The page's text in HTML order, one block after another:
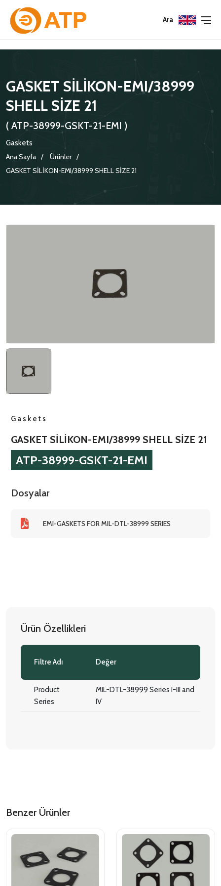
Ara
GASKET SİLİKON-EMI/38999
SHELL SİZE 21
( ATP-38999-GSKT-21-EMI )
Gaskets
Ana Sayfa
Ürünler
GASKET SİLİKON-EMI/38999 SHELL SİZE 21
Gaskets
GASKET SİLİKON-EMI/38999 SHELL SİZE 21
ATP-38999-GSKT-21-EMI
Dosyalar
EMI-GASKETS FOR MIL-DTL-38999 SERIES
Ürün Özellikleri
Filtre Adı Değer
Product
Series
MIL-DTL-38999 Series I-III and
IV
Benzer Ürünler
Menu
KATALOGLAR
SERTIFIKALAR
POLITIKALARIMIZ
Menu
ÇEVRE YÖNETIM POLITIKASI
BILGI GÜVENLIĞI POLITIKASI
Menu
KONNEKTÖRLER
ADAPTÖRLER
KORUMA KAPAKLARI
KRIMP KONTAKLAR
TERMINATION BAND